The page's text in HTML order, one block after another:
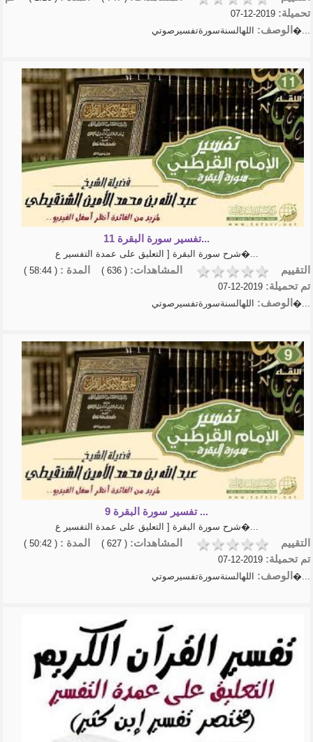
تحميلة: 2019-12-07
الوصف: اللهالسنةسورةتفسيرصوتي�...
تفسير سورة البقرة 11...
شرح سورة البقرة [ التعليق على عمدة التفسير ع�...
التقييم المشاهدات: ( 636 ) المدة : ( 58:44 )
تم تحميلة: 2019-12-07
الوصف: اللهالسنةسورةتفسيرصوتي�...
تفسير سورة البقرة 9 ...
شرح سورة البقرة [ التعليق على عمدة التفسير ع�...
التقييم المشاهدات: ( 627 ) المدة : ( 50:42 )
تم تحميلة: 2019-12-07
الوصف: اللهالسنةسورةتفسيرصوتي�...